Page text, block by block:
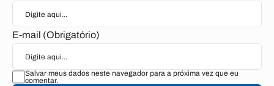
E-mail (Obrigatório)
Salvar meus dados neste navegador para a próxima vez que eu
comentar.